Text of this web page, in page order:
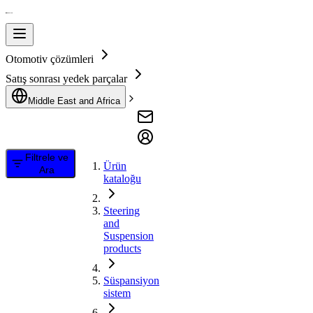
Otomotiv çözümleri
Satış sonrası yedek parçalar
Middle East and Africa
Filtrele ve
Ara
Ürün
kataloğu
Steering
and
Suspension
products
Süspansiyon
sistem